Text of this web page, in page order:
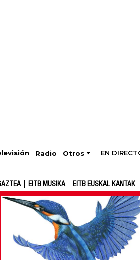
Radio Otros EN
EITB MUSIKA EITB EUSKAL KANTAK